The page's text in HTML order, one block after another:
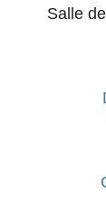
Salle